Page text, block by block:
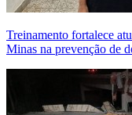
Treinamento fortalece
Minas na prevenção de